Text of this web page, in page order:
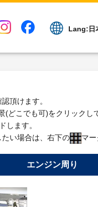
Lang: 日
頂けます。
どこでも可)をクリックし
します。
い場合は、右下の
マー
エンジン周り